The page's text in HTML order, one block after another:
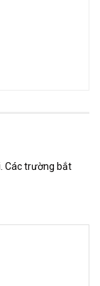
Các trường bắt